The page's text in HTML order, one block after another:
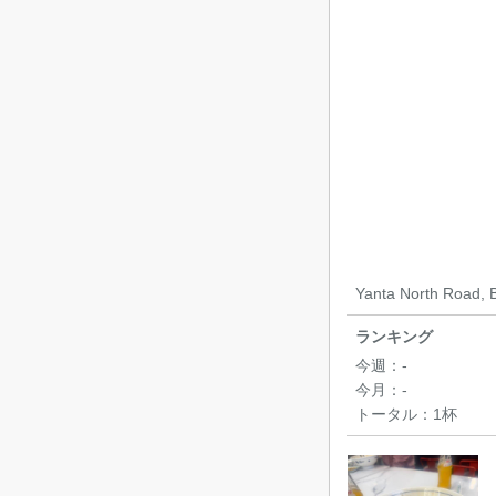
Yanta North Road,
ランキング
今週： -
今月： -
トータル： 1杯